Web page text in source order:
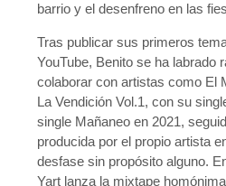
barrio y el desenfreno en las
Tras publicar sus primeros
YouTube, Benito se ha labrado
colaborar con artistas como El
La Vendición Vol.1, con su
single Mañaneo en 2021,
producida por el propio artista
desfase sin propósito alguno.
Yart lanza la mixtape